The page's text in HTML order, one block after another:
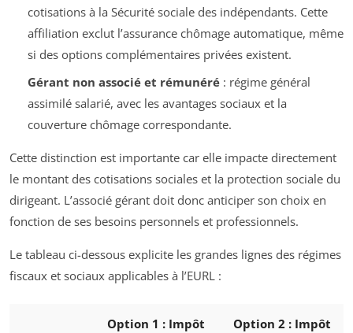
cotisations à la Sécurité sociale des indépendants. Cette
affiliation exclut l’assurance chômage automatique, même
si des options complémentaires privées existent.
Gérant non associé et rémunéré: régime général
assimilé salarié, avec les avantages sociaux et la
couverture chômage correspondante.
Cette distinction est importante car elle impacte directement
le montant des cotisations sociales et la protection sociale du
dirigeant. L’associé gérant doit donc anticiper son choix en
fonction de ses besoins personnels et professionnels.
Le tableau ci-dessous explicite les grandes lignes des régimes
fiscaux et sociaux applicables à l’EURL :
Option 1 : Impôt
Option 2 : Impôt